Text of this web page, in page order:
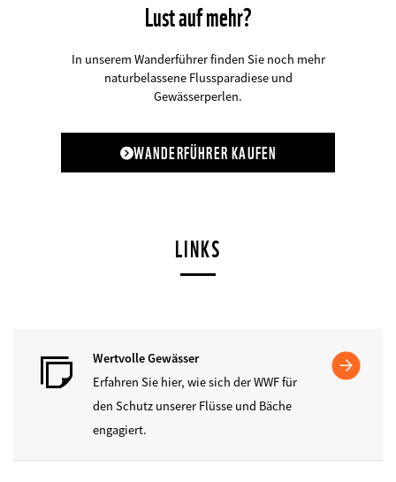
Lust auf mehr?
In unserem Wanderführer finden Sie noch mehr
naturbelassene Flussparadiese und
Gewässerperlen.
WANDERFÜHRER KAUFEN
LINKS
Wertvolle Gewässer
Erfahren Sie hier, wie sich der WWF für
den Schutz unserer Flüsse und Bäche
engagiert.